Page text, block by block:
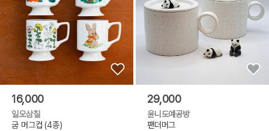
16,000
일오삼칠
굽 머그컵 (4종)
29,000
윤니도예공방
팬더머그